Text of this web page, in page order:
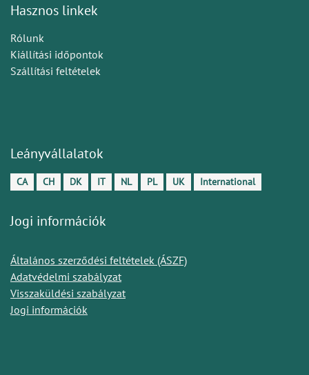
Hasznos linkek
Rólunk
Kiállítási időpontok
Szállítási feltételek
Leányvállalatok
CA CH DK IT NL PL UK International
Jogi információk
Általános szerződési feltételek (ÁSZF)
Adatvédelmi szabályzat
Visszaküldési szabályzat
Jogi információk